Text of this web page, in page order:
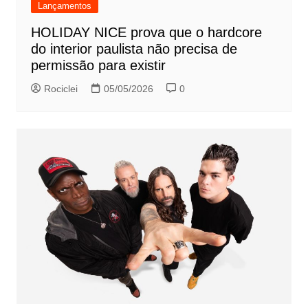
Lançamentos
HOLIDAY NICE prova que o hardcore
do interior paulista não precisa de
permissão para existir
Rociclei 05/05/2026 0